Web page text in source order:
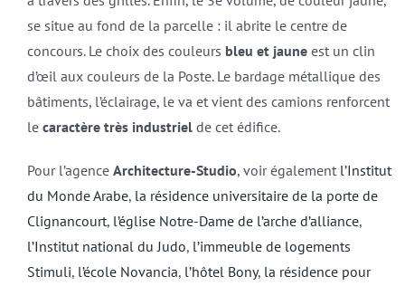
se situe au fond de la parcelle : il abrite le centre de
concours. Le choix des couleurs bleu et jauneest un clin
d’œil aux couleurs de la Poste. Le bardage métallique des
bâtiments, l’éclairage, le va et vient des camions renforcent
le caractère très industriel de cet édifice.
Pour l’agence Architecture-Studio, voir également l’Institut
du Monde Arabe, la résidence universitaire de la porte de
Clignancourt, l’église Notre-Dame de l’arche d’alliance,
l’Institut national du Judo, l’immeuble de logements
Stimuli, l’école Novancia, l’hôtel Bony, la résidence pour